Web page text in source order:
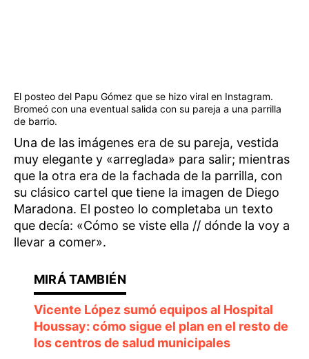
El posteo del Papu Gómez que se hizo viral en Instagram.
Bromeó con una eventual salida con su pareja a una parrilla
de barrio.
Una de las imágenes era de su pareja, vestida
muy elegante y «arreglada» para salir; mientras
que la otra era de la fachada de la parrilla, con
su clásico cartel que tiene la imagen de Diego
Maradona. El posteo lo completaba un texto
que decía: «Cómo se viste ella // dónde la voy a
llevar a comer».
Vicente López sumó equipos al Hospital
Houssay: cómo sigue el plan en el resto de
los centros de salud municipales